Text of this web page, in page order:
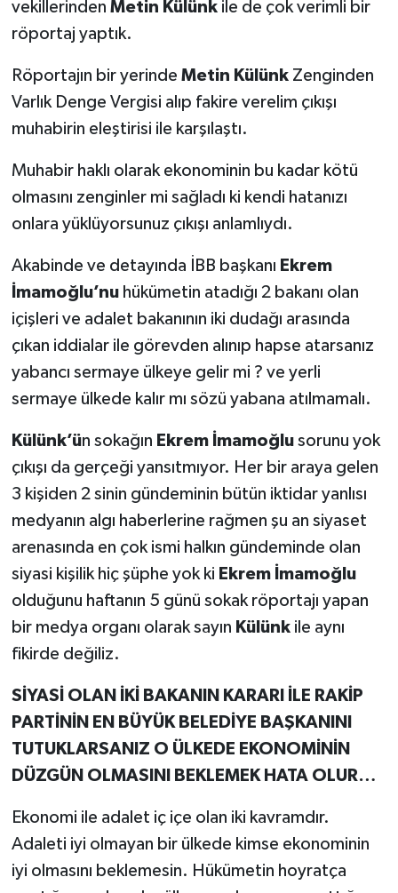
vekillerinden Metin Külünkile de çok verimli bir
röportaj yaptık.
Röportajın bir yerinde Metin KülünkZenginden
Varlık Denge Vergisi alıp fakire verelim çıkışı
muhabirin eleştirisi ile karşılaştı.
Muhabir haklı olarak ekonominin bu kadar kötü
olmasını zenginler mi sağladı ki kendi hatanızı
onlara yüklüyorsunuz çıkışı anlamlıydı.
Akabinde ve detayında İBB başkanı Ekrem
İmamoğlu’nuhükümetin atadığı 2 bakanı olan
içişleri ve adalet bakanının iki dudağı arasında
çıkan iddialar ile görevden alınıp hapse atarsanız
yabancı sermaye ülkeye gelir mi ? ve yerli
sermaye ülkede kalır mı sözü yabana atılmamalı.
Külünk’ün sokağın Ekrem İmamoğlusorunu yok
çıkışı da gerçeği yansıtmıyor. Her bir araya gelen
3 kişiden 2 sinin gündeminin bütün iktidar yanlısı
medyanın algı haberlerine rağmen şu an siyaset
arenasında en çok ismi halkın gündeminde olan
siyasi kişilik hiç şüphe yok ki Ekrem İmamoğlu
olduğunu haftanın 5 günü sokak röportajı yapan
bir medya organı olarak sayın Külünk ile aynı
fikirde değiliz.
SİYASİ OLAN İKİ BAKANIN KARARI İLE RAKİP
PARTİNİN EN BÜYÜK BELEDİYE BAŞKANINI
TUTUKLARSANIZ O ÜLKEDE EKONOMİNİN
DÜZGÜN OLMASINI BEKLEMEK HATA OLUR…
Ekonomi ile adalet iç içe olan iki kavramdır.
Adaleti iyi olmayan bir ülkede kimse ekonominin
iyi olmasını beklemesin. Hükümetin hoyratça